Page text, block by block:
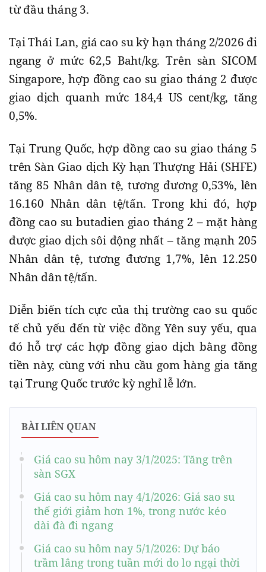
từ đầu tháng 3.
Tại Thái Lan, giá cao su kỳ hạn tháng 2/2026 đi
ngang ở mức 62,5 Baht/kg. Trên sàn SICOM
Singapore, hợp đồng cao su giao tháng 2 được
giao dịch quanh mức 184,4 US cent/kg, tăng
0,5%.
Tại Trung Quốc, hợp đồng cao su giao tháng 5
trên Sàn Giao dịch Kỳ hạn Thượng Hải (SHFE)
tăng 85 Nhân dân tệ, tương đương 0,53%, lên
16.160 Nhân dân tệ/tấn. Trong khi đó, hợp
đồng cao su butadien giao tháng 2 – mặt hàng
được giao dịch sôi động nhất – tăng mạnh 205
Nhân dân tệ, tương đương 1,7%, lên 12.250
Nhân dân tệ/tấn.
Diễn biến tích cực của thị trường cao su quốc
tế chủ yếu đến từ việc đồng Yên suy yếu, qua
đó hỗ trợ các hợp đồng giao dịch bằng đồng
tiền này, cùng với nhu cầu gom hàng gia tăng
tại Trung Quốc trước kỳ nghỉ lễ lớn.
BÀI LIÊN QUAN
Giá cao su hôm nay 3/1/2025: Tăng trên
sàn SGX
Giá cao su hôm nay 4/1/2026: Giá sao su
thế giới giảm hơn 1%, trong nước kéo
dài đà đi ngang
Giá cao su hôm nay 5/1/2026: Dự báo
trầm lắng trong tuần mới do lo ngại thời